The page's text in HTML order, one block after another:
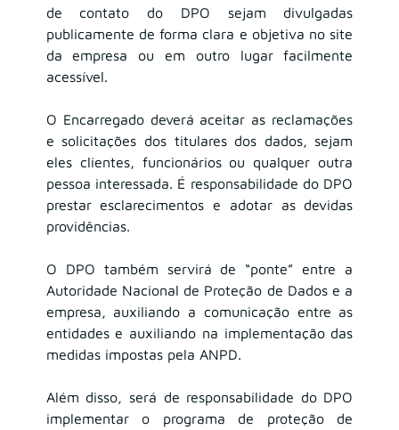
de contato do DPO sejam divulgadas
publicamente de forma clara e objetiva no site
da empresa ou em outro lugar facilmente
acessível.
O Encarregado deverá aceitar as reclamações
e solicitações dos titulares dos dados, sejam
eles clientes, funcionários ou qualquer outra
pessoa interessada. É responsabilidade do DPO
prestar esclarecimentos e adotar as devidas
providências.
O DPO também servirá de “ponte” entre a
Autoridade Nacional de Proteção de Dados e a
empresa, auxiliando a comunicação entre as
entidades e auxiliando na implementação das
medidas impostas pela ANPD.
Além disso, será de responsabilidade do DPO
implementar o programa de proteção de